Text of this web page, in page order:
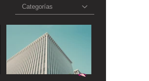
Categorías